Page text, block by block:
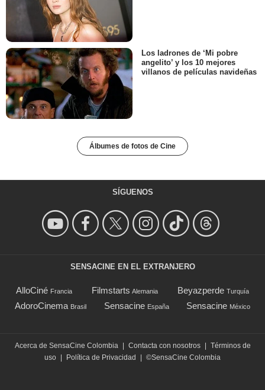
Los ladrones de ‘Mi pobre
angelito’ y los 10 mejores
villanos de películas navideñas
Álbumes de fotos de Cine
SÍGUENOS
SENSACINE EN EL EXTRANJERO
AlloCiné Francia Filmstarts Alemania Beyazperde Turquía
AdoroCinema Brasil Sensacine España Sensacine México
Acerca de SensaCine Colombia Contacta con nosotros
Términos de
uso
Política de Privacidad ©SensaCine Colombia